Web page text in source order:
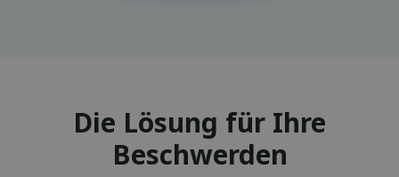
Die Lösung für Ihre
Beschwerden